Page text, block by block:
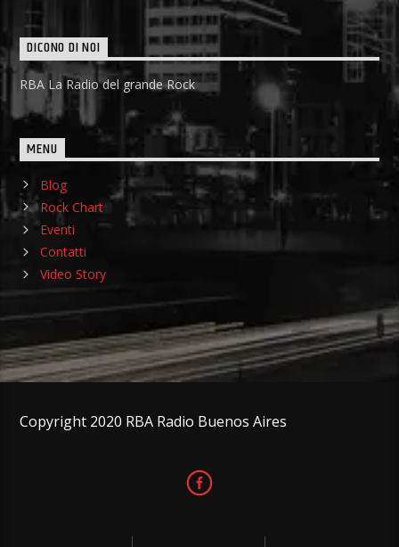
DICONO DI NOI
RBA La Radio del grande Rock
MENU
Blog
Rock Chart
Eventi
Contatti
Video Story
Copyright 2020 RBA Radio Buenos Aires